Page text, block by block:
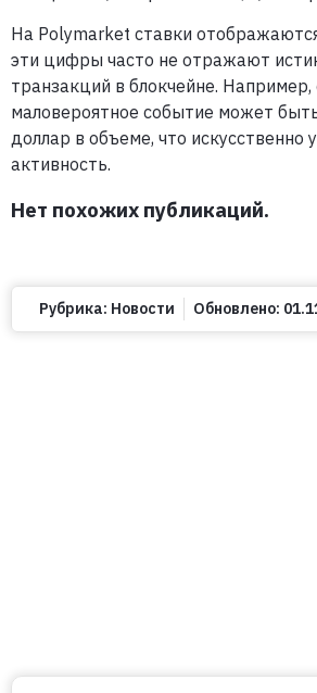
На Polymarket ставки
эти цифры часто не отражают
транзакций в блокчейне. Например,
маловероятное событие может
доллар в объеме, что искусственно
активность.
Нет похожих публикаций.
Рубрика: Новости Обновлено: